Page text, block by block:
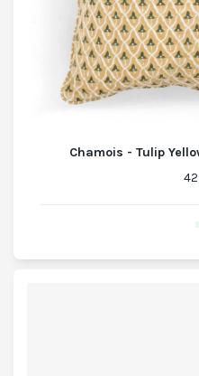
Chamois - Tulip